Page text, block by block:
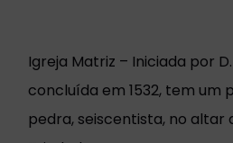
Igreja Matriz – Iniciada por
concluída em 1532, tem um
pedra, seiscentista, no altar